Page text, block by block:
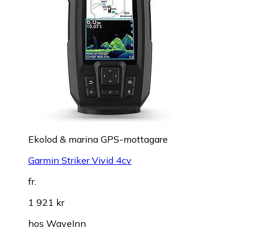
Ekolod & marina GPS-mottagare
Garmin Striker Vivid 4cv
fr.
1 921 kr
hos WaveInn